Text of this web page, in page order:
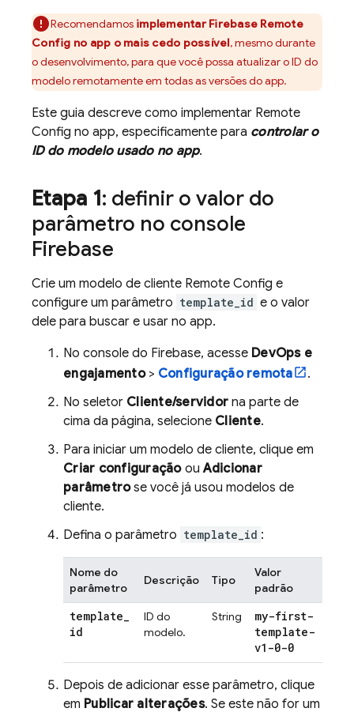
Recomendamos implementar Firebase Remote
Config no app o mais cedo possível, mesmo durante
o desenvolvimento, para que você possa atualizar o ID do
modelo remotamente em todas as versões do app.
Este guia descreve como implementar Remote
Config no app, especificamente para controlar o
ID do modelo usado no app.
Etapa 1: definir o valor do
parâmetro no console
Firebase
Crie um modelo de cliente Remote Config e
configure um parâmetro template_id e o valor
dele para buscar e usar no app.
No console do Firebase, acesse DevOps e
engajamento> Configuração remota
.
No seletor Cliente/servidor na parte de
cima da página, selecione Cliente.
Para iniciar um modelo de cliente, clique em
Criar configuraçãoouAdicionar
parâmetrose você já usou modelos de
cliente.
Defina o parâmetro template_id :
Nome do
parâmetro
Descrição Tipo
Valor
padrão
template_
id
ID do
modelo.
String
my-first-
template-
v1-0-0
Depois de adicionar esse parâmetro, clique
em Publicar alterações. Se este não for um